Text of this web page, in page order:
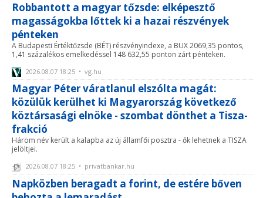
Robbantott a magyar tőzsde: elképesztő
magasságokba lőttek ki a hazai részvények
pénteken
A Budapesti Értéktőzsde (BÉT) részvényindexe, a BUX 2069,35 pontos,
1,41 százalékos emelkedéssel 148 632,55 ponton zárt pénteken.
2026.08.07 18:25 • vg.hu
Magyar Péter váratlanul elszólta magát:
közülük kerülhet ki Magyarország következő
köztársasági elnöke - szombat dönthet a Tisza-
frakció
Három név került a kalapba az új államfői posztra - ők lehetnek a TISZA
jelöltjei.
2026.08.07 18:25 • privatbankar.hu
Napközben beragadt a forint, de estére bőven